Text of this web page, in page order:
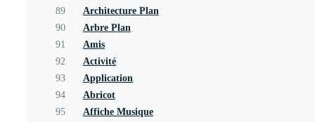
89
Architecture Plan
90
Arbre Plan
91
Amis
92
Activité
93
Application
94
Abricot
95
Affiche Musique